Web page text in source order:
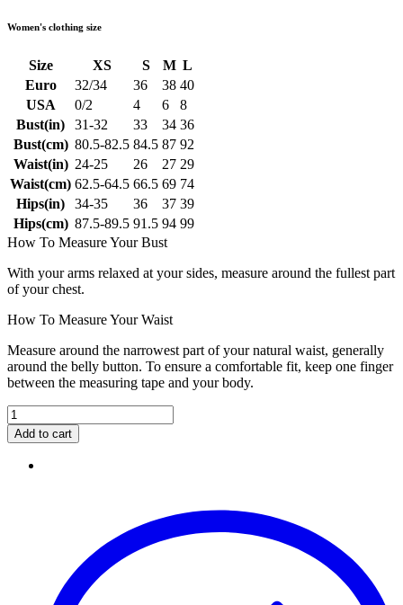
Women's clothing size
Size XS S M L
Euro
32/34 36 38 40
USA
0/2 4 6
8
Bust(in)
31-32 33 34 36
Bust(cm) 80.5-82.5 84.5 87 92
Waist(in) 24-25 26 27 29
Waist(cm) 62.5-64.5 66.5 69 74
Hips(in)
34-35 36 37 39
Hips(cm) 87.5-89.5 91.5 94 99
How To Measure Your Bust
With your arms relaxed at your sides, measure around the fullest part
of your chest.
How To Measure Your Waist
Measure around the narrowest part of your natural waist, generally
around the belly button. To ensure a comfortable fit, keep one finger
between the measuring tape and your body.
Add to cart